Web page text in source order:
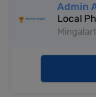
Admin
Local